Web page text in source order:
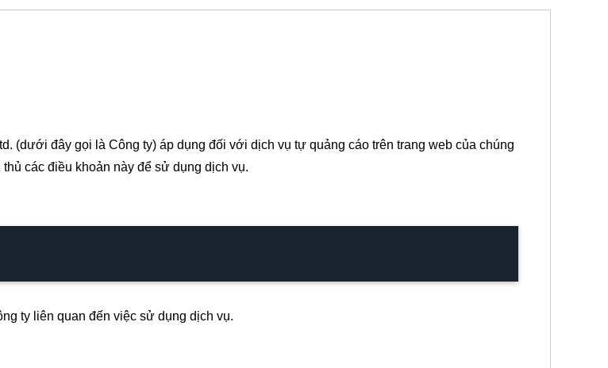
(dưới đây gọi là Công ty) áp dụng đối với dịch vụ tự quảng cáo trên trang web của chúng
các điều khoản này để sử dụng dịch vụ.
ty liên quan đến việc sử dụng dịch vụ.